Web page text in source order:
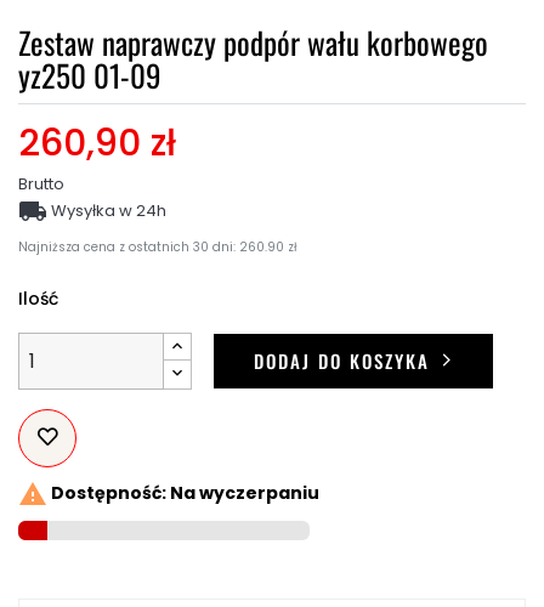
Zestaw naprawczy podpór wału korbowego
yz250 01-09
260,90 zł
Brutto
Najniższa cena z ostatnich 30 dni: 260.90 zł
 Wysyłka w 24h
Ilość
DODAJ DO KOSZYKA
 Dostępność: Na wyczerpaniu